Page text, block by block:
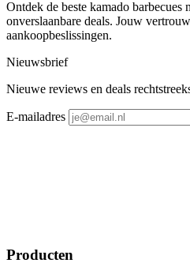
Ontdek de beste kamado barbecues
onverslaanbare deals. Jouw
aankoopbeslissingen.
Nieuwsbrief
Nieuwe reviews en deals
E-mailadres
Producten